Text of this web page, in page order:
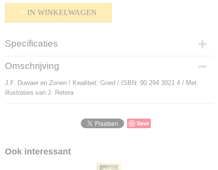
IN WINKELWAGEN
Specificaties
Productcode
P-803531
Bruto gewicht
120,00 g
Omschrijving
J.F. Duwaer en Zonen / Kwaliteit: Goed / ISBN: 90 294 3021 4 / Met
illustraties van J. Retera
Save
Ook interessant